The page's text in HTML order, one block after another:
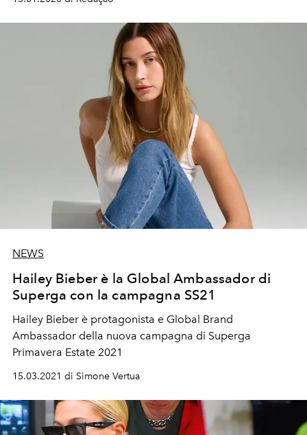
NEWS
Hailey Bieber è la Global Ambassador di
Superga con la campagna SS21
Hailey Bieber è protagonista e Global Brand
Ambassador della nuova campagna di Superga
Primavera Estate 2021
15.03.2021 di Simone Vertua